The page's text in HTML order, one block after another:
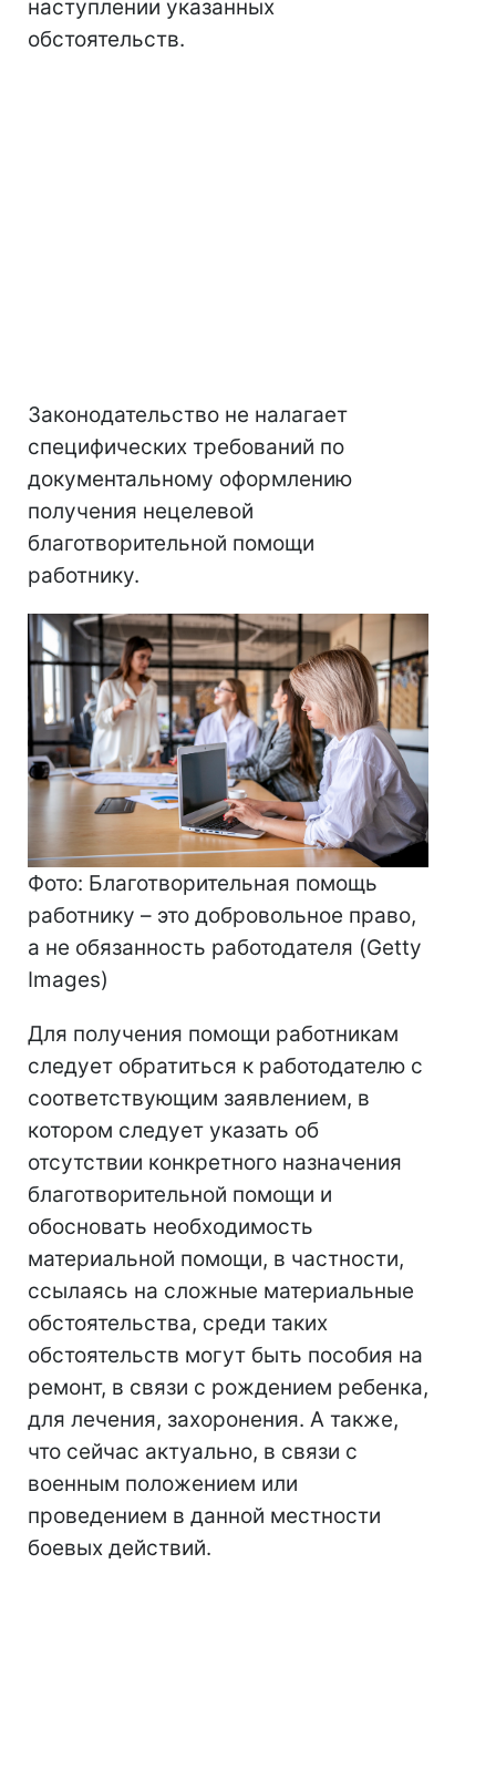
наступлении указанных
обстоятельств.
Законодательство не налагает
специфических требований по
документальному оформлению
получения нецелевой
благотворительной помощи
работнику.
Фото: Благотворительная помощь
работнику – это добровольное право,
а не обязанность работодателя (Getty
Images)
Для получения помощи работникам
следует обратиться к работодателю с
соответствующим заявлением, в
котором следует указать об
отсутствии конкретного назначения
благотворительной помощи и
обосновать необходимость
материальной помощи, в частности,
ссылаясь на сложные материальные
обстоятельства, среди таких
обстоятельств могут быть пособия на
ремонт, в связи с рождением ребенка,
для лечения, захоронения. А также,
что сейчас актуально, в связи с
военным положением или
проведением в данной местности
боевых действий.